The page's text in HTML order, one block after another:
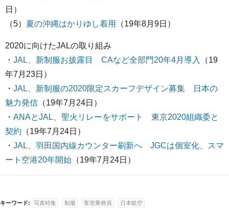
日）
（5） 夏の沖縄はかりゆし着用 （19年8月9日）
2020に向けたJALの取り組み
・ JAL、新制服お披露目 CAなど全部門20年4月導入
（19
年7月23日）
・ JAL、新制服の2020限定スカーフデザイン募集 日本の
魅力発信 （19年7月24日）
・ ANAとJAL、聖火リレーをサポート 東京2020組織委と
契約 （19年7月24日）
・ JAL、羽田国内線カウンター刷新へ JGCは個室化、スマ
ート空港20年開始 （19年7月24日）
キーワード: 写真特集 制服 客室乗務員 日本航空